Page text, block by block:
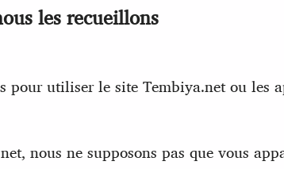
les recueillons
utiliser le site Tembiya.net ou les
nous ne supposons pas que vous